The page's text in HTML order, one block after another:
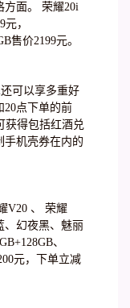
方面。 荣耀20i
，
售价2199元。
可以享多重好
20点下单的前
获得包括红酒兑
手机壳券在内的
V20 、 荣耀
、幻夜黑、魅丽
、
元，下单立减